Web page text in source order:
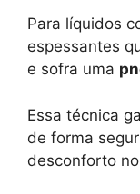
Para líquidos
espessantes
e sofra uma
Essa técnica
de forma
desconforto